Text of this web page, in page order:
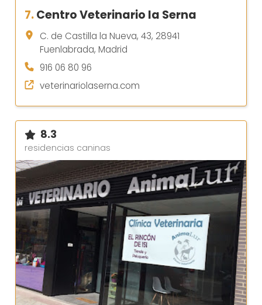
7.Centro Veterinario la Serna
C. de Castilla la Nueva, 43, 28941
Fuenlabrada, Madrid
916 06 80 96
veterinariolaserna.com
8.3
residencias caninas